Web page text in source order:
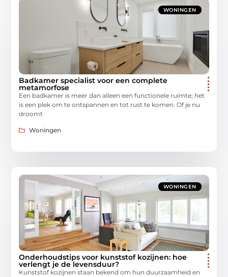
WONINGEN
Badkamer specialist voor een complete
metamorfose
Een badkamer is meer dan alleen een functionele ruimte; het
is een plek om te ontspannen en tot rust te komen. Of je nu
droomt
Woningen
WONINGEN
Onderhoudstips voor kunststof kozijnen: hoe
verlengt je de levensduur?
Kunststof kozijnen staan bekend om hun duurzaamheid en